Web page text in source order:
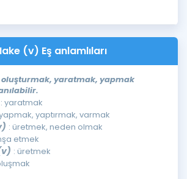
(v) Eş anlamlıları
yaratmak, yapmak
: yaratmak
yaptırmak, varmak
: üretmek, neden olmak
etmek
: üretmek